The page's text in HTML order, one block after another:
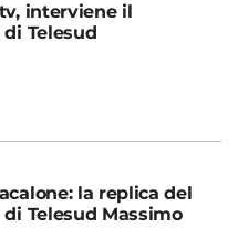
interviene il
Telesud
la replica del
Telesud Massimo